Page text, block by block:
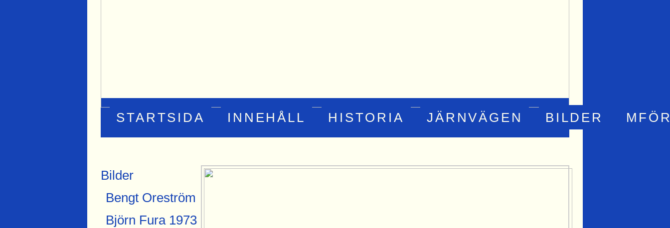
STARTSIDA INNEHÅLL HISTORIA JÄRNVÄGEN BILDER
Bilder
Bengt Oreström
Björn Fura 1973